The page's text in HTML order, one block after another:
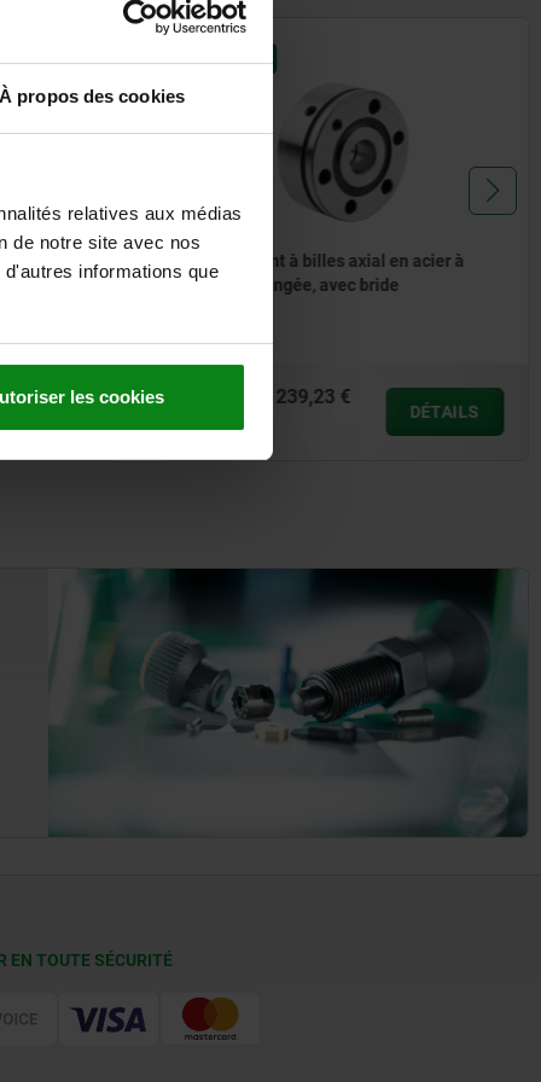
À propos des cookies
relatives aux médias
de notre site avec nos
informations que
les cookies
23806-01
Roulement à billes axial en acier à
double rangée, avec bride
239,23 €
hors frais d’envoi
DÉTAILS
EN TOUTE SÉCURITÉ